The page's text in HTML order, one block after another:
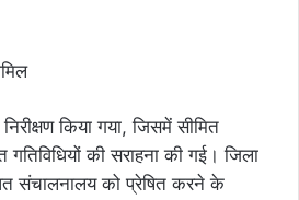
किया गया, जिसमें सीमित
की सराहना की गई। जिला
संचालनालय को प्रेषित करने के